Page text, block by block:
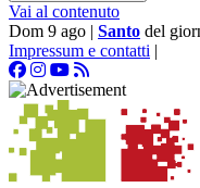
Vai al contenuto
Dom 9 ago | Santo del
Impressum e contatti |